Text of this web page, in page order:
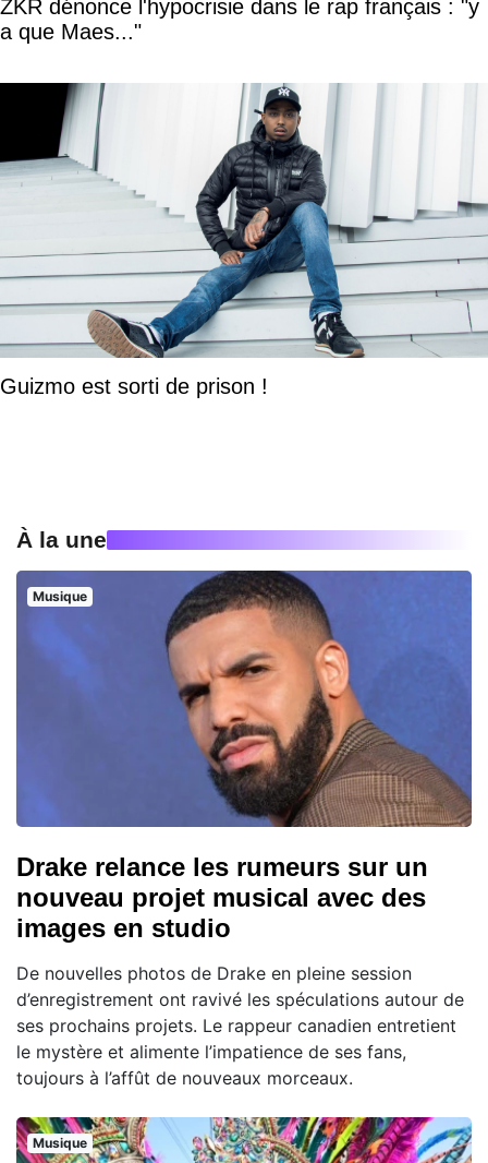
ZKR dénonce l'hypocrisie dans le rap français : "y
a que Maes..."
Guizmo est sorti de prison !
À la une
Musique
Drake relance les rumeurs sur un
nouveau projet musical avec des
images en studio
De nouvelles photos de Drake en pleine session
d’enregistrement ont ravivé les spéculations autour de
ses prochains projets. Le rappeur canadien entretient
le mystère et alimente l’impatience de ses fans,
toujours à l’affût de nouveaux morceaux.
Musique